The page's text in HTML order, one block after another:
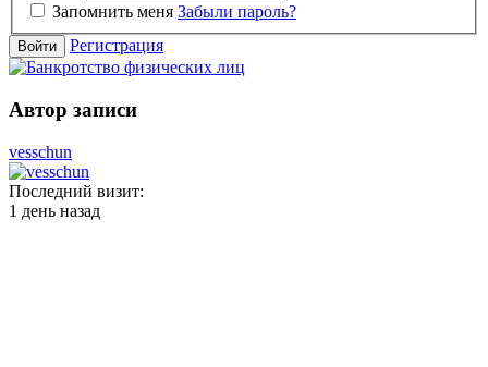
Запомнить меня Забыли пароль?
Войти Регистрация
Автор записи
vesschun
Последний визит:
1 день назад